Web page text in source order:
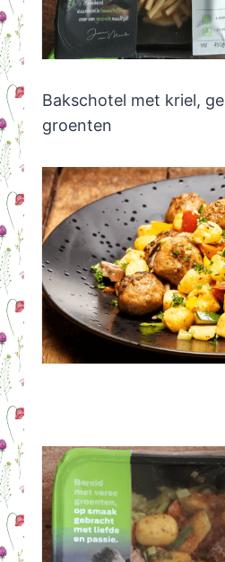
Bakschotel met kriel,
groenten